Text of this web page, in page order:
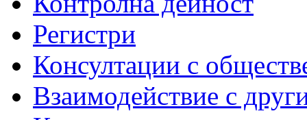
Регистри
Консултации с
Взаимодействие с